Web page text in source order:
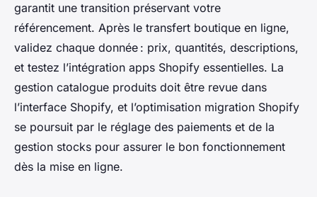
garantit une transition préservant votre
référencement. Après le transfert boutique en ligne,
validez chaque donnée : prix, quantités, descriptions,
et testez l’intégration apps Shopify essentielles. La
gestion catalogue produits doit être revue dans
l’interface Shopify, et l’optimisation migration Shopify
se poursuit par le réglage des paiements et de la
gestion stocks pour assurer le bon fonctionnement
dès la mise en ligne.